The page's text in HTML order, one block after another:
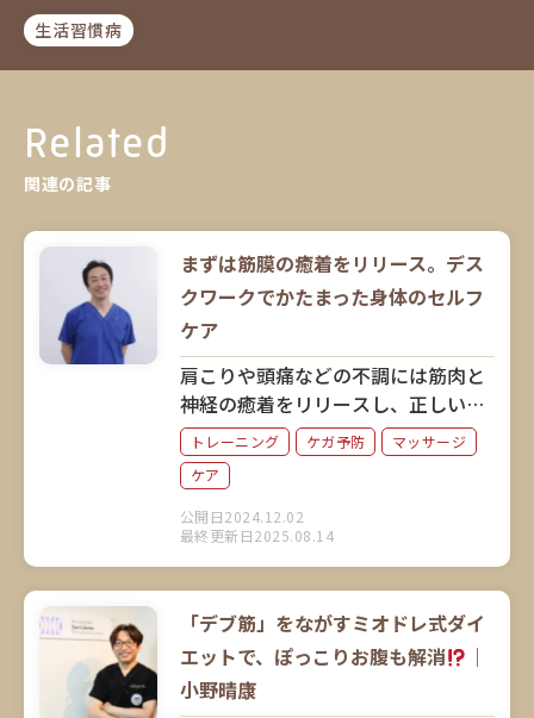
生活習慣病
Related
関連の記事
まずは筋膜の癒着をリリース。デス
クワークでかたまった身体のセルフ
ケア
トレーニング ケガ予防
マッサージ
ケア
公開日2024.12.02
最終更新日2025.08.14
肩こりや頭痛などの不調には筋肉と
神経の癒着をリリースし、正しい姿
勢と腹式呼吸を心掛けることが大切
だと語るのは、延べ10万人以上の身
体のお悩みに向き合ってきた丸の内
接骨院グループ総院長の高野良介さ
ん。身体のセルフケアについてお聞
きしました。
「デブ筋」をながすミオドレ式ダイ
エットで、ぽっこりお腹も解消
｜
小野晴康